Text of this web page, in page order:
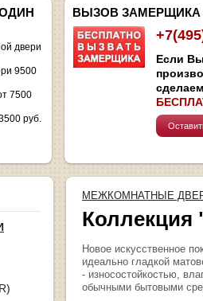
двери
9500
7500
руб.
ВЫЗОВ ЗАМЕРЩИКА
Если Вы
МЕЖКОМНАТНЫЕ
Новое искусственное
идеально гладкой
- износостойкостью,
обычными бытовыми